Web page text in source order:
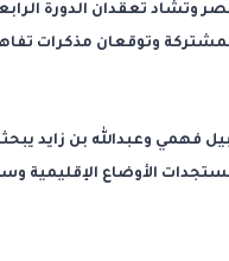
وتشاد تعقدان الدورة
وتوقعان مذكرات
فهمي وعبدالله بن زايد
الأوضاع الإقليمية